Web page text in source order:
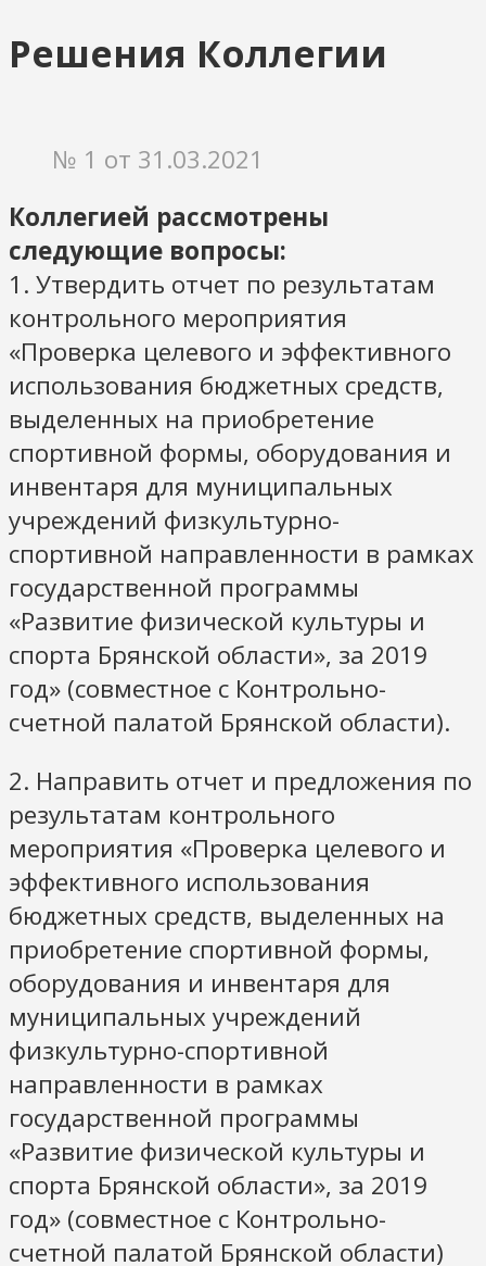
Решения Коллегии
№ 1 от 31.03.2021
Коллегией рассмотрены
следующие вопросы:
1. Утвердить отчет по результатам
контрольного мероприятия
«Проверка целевого и эффективного
использования бюджетных средств,
выделенных на приобретение
спортивной формы, оборудования и
инвентаря для муниципальных
учреждений физкультурно-
спортивной направленности в рамках
государственной программы
«Развитие физической культуры и
спорта Брянской области», за 2019
год» (совместное с Контрольно-
счетной палатой Брянской области).
2. Направить отчет и предложения по
результатам контрольного
мероприятия «Проверка целевого и
эффективного использования
бюджетных средств, выделенных на
приобретение спортивной формы,
оборудования и инвентаря для
муниципальных учреждений
физкультурно-спортивной
направленности в рамках
государственной программы
«Развитие физической культуры и
спорта Брянской области», за 2019
год» (совместное с Контрольно-
счетной палатой Брянской области)